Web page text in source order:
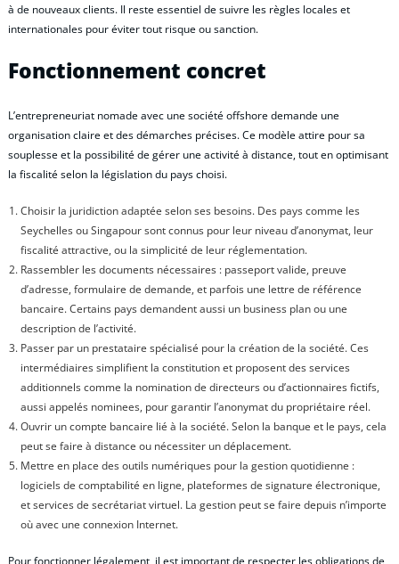
à de nouveaux clients. Il reste essentiel de suivre les règles locales et
internationales pour éviter tout risque ou sanction.
Fonctionnement concret
L’entrepreneuriat nomade avec une société offshore demande une
organisation claire et des démarches précises. Ce modèle attire pour sa
souplesse et la possibilité de gérer une activité à distance, tout en optimisant
la fiscalité selon la législation du pays choisi.
Choisir la juridiction adaptée selon ses besoins. Des pays comme les
Seychelles ou Singapour sont connus pour leur niveau d’anonymat, leur
fiscalité attractive, ou la simplicité de leur réglementation.
Rassembler les documents nécessaires : passeport valide, preuve
d’adresse, formulaire de demande, et parfois une lettre de référence
bancaire. Certains pays demandent aussi un business plan ou une
description de l’activité.
Passer par un prestataire spécialisé pour la création de la société. Ces
intermédiaires simplifient la constitution et proposent des services
additionnels comme la nomination de directeurs ou d’actionnaires fictifs,
aussi appelés nominees, pour garantir l’anonymat du propriétaire réel.
Ouvrir un compte bancaire lié à la société. Selon la banque et le pays, cela
peut se faire à distance ou nécessiter un déplacement.
Mettre en place des outils numériques pour la gestion quotidienne :
logiciels de comptabilité en ligne, plateformes de signature électronique,
et services de secrétariat virtuel. La gestion peut se faire depuis n’importe
où avec une connexion Internet.
Pour fonctionner légalement, il est important de respecter les obligations de